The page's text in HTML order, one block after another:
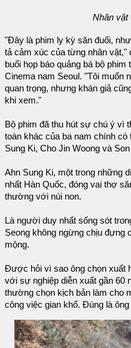
Nhân vật
"Đây là phim ly kỳ săn đuổi,
tả cảm xúc của từng nhân vật,"
buổi họp báo quảng bá bộ
Cinema nam Seoul. "Tôi muốn
quan trọng, nhưng khán giả
khi xem."
Bộ phim đã thu hút sự chú ý vì
toàn khác của ba nam chính
Sung Ki, Cho Jin Woong và
Ahn Sung Ki, một trong những
nhất Hàn Quốc, đóng vai thợ
thường với núi non.
Là người duy nhất sống sót
Seong không ngừng chịu đựng
mộng.
Được hỏi vì sao ông chọn xuất
với sự nghiệp diễn xuất gần 60
thường chọn kịch bản làm cho
công việc gian khổ. Đúng là ông